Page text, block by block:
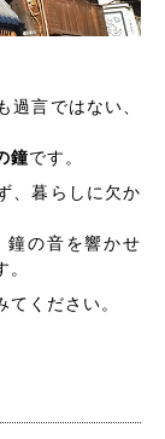
過言ではない、
鐘です。
、暮らしに欠か
鐘の音を響かせ
ください。